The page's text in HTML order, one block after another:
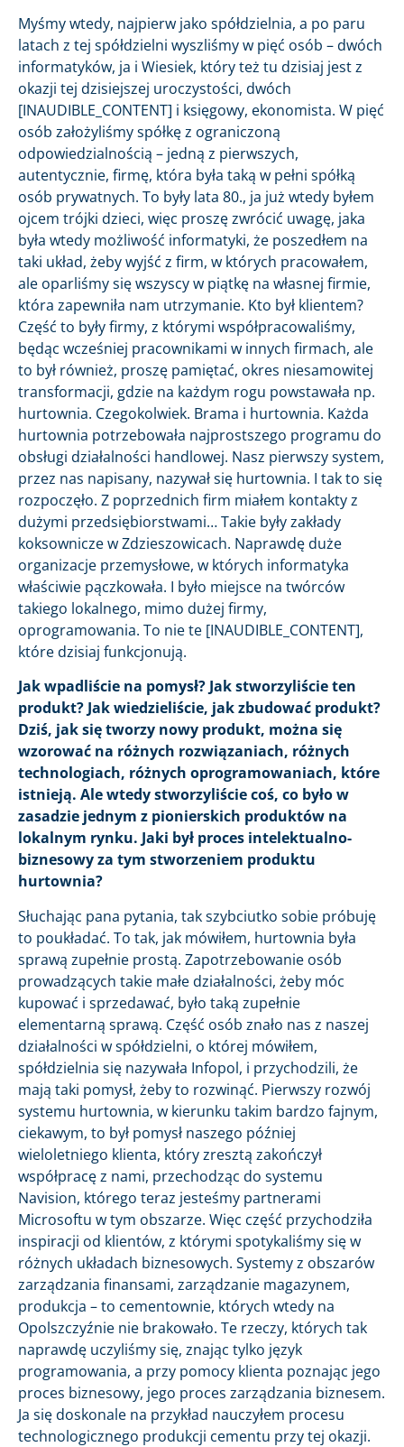
Myśmy wtedy, najpierw jako spółdzielnia, a po paru
latach z tej spółdzielni wyszliśmy w pięć osób – dwóch
informatyków, ja i Wiesiek, który też tu dzisiaj jest z
okazji tej dzisiejszej uroczystości, dwóch
[INAUDIBLE_CONTENT] i księgowy, ekonomista. W pięć
osób założyliśmy spółkę z ograniczoną
odpowiedzialnością – jedną z pierwszych,
autentycznie, firmę, która była taką w pełni spółką
osób prywatnych. To były lata 80., ja już wtedy byłem
ojcem trójki dzieci, więc proszę zwrócić uwagę, jaka
była wtedy możliwość informatyki, że poszedłem na
taki układ, żeby wyjść z firm, w których pracowałem,
ale oparliśmy się wszyscy w piątkę na własnej firmie,
która zapewniła nam utrzymanie. Kto był klientem?
Część to były firmy, z którymi współpracowaliśmy,
będąc wcześniej pracownikami w innych firmach, ale
to był również, proszę pamiętać, okres niesamowitej
transformacji, gdzie na każdym rogu powstawała np.
hurtownia. Czegokolwiek. Brama i hurtownia. Każda
hurtownia potrzebowała najprostszego programu do
obsługi działalności handlowej. Nasz pierwszy system,
przez nas napisany, nazywał się hurtownia. I tak to się
rozpoczęło. Z poprzednich firm miałem kontakty z
dużymi przedsiębiorstwami… Takie były zakłady
koksownicze w Zdzieszowicach. Naprawdę duże
organizacje przemysłowe, w których informatyka
właściwie pączkowała. I było miejsce na twórców
takiego lokalnego, mimo dużej firmy,
oprogramowania. To nie te [INAUDIBLE_CONTENT],
które dzisiaj funkcjonują.
Jak wpadliście na pomysł? Jak stworzyliście ten
produkt? Jak wiedzieliście, jak zbudować produkt?
Dziś, jak się tworzy nowy produkt, można się
wzorować na różnych rozwiązaniach, różnych
technologiach, różnych oprogramowaniach, które
istnieją. Ale wtedy stworzyliście coś, co było w
zasadzie jednym z pionierskich produktów na
lokalnym rynku. Jaki był proces intelektualno-
biznesowy za tym stworzeniem produktu
hurtownia?
Słuchając pana pytania, tak szybciutko sobie próbuję
to poukładać. To tak, jak mówiłem, hurtownia była
sprawą zupełnie prostą. Zapotrzebowanie osób
prowadzących takie małe działalności, żeby móc
kupować i sprzedawać, było taką zupełnie
elementarną sprawą. Część osób znało nas z naszej
działalności w spółdzielni, o której mówiłem,
spółdzielnia się nazywała Infopol, i przychodzili, że
mają taki pomysł, żeby to rozwinąć. Pierwszy rozwój
systemu hurtownia, w kierunku takim bardzo fajnym,
ciekawym, to był pomysł naszego później
wieloletniego klienta, który zresztą zakończył
współpracę z nami, przechodząc do systemu
Navision, którego teraz jesteśmy partnerami
Microsoftu w tym obszarze. Więc część przychodziła
inspiracji od klientów, z którymi spotykaliśmy się w
różnych układach biznesowych. Systemy z obszarów
zarządzania finansami, zarządzanie magazynem,
produkcja – to cementownie, których wtedy na
Opolszczyźnie nie brakowało. Te rzeczy, których tak
naprawdę uczyliśmy się, znając tylko język
programowania, a przy pomocy klienta poznając jego
proces biznesowy, jego proces zarządzania biznesem.
Ja się doskonale na przykład nauczyłem procesu
technologicznego produkcji cementu przy tej okazji.